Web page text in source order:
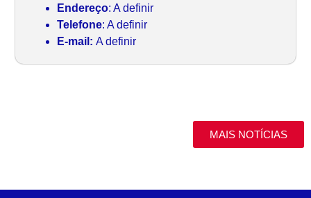
Endereço: A definir
Telefone: A definir
E-mail: A definir
MAIS NOTÍCIAS